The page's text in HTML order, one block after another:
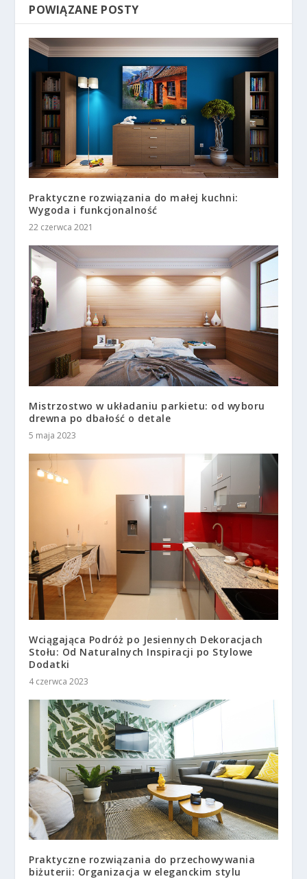
POWIĄZANE POSTY
Praktyczne rozwiązania do małej kuchni:
Wygoda i funkcjonalność
22 czerwca 2021
Mistrzostwo w układaniu parkietu: od wyboru
drewna po dbałość o detale
5 maja 2023
Wciągająca Podróż po Jesiennych Dekoracjach
Stołu: Od Naturalnych Inspiracji po Stylowe
Dodatki
4 czerwca 2023
Praktyczne rozwiązania do przechowywania
biżuterii: Organizacja w eleganckim stylu